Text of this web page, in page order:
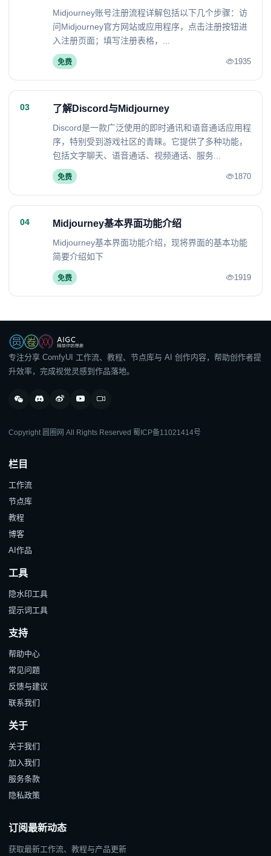
Midjourney账号注册流程详解包括以下几个步骤：访
问Midjourney官方网站或应用程序，点击注册按钮进
入注册页面；填写注册表格，...
免费 1935
03 了解Discord与Midjourney
Discord是一款广泛使用的即时通讯和语音通话应用程
序，特别受到游戏社区的青睐。它提供了多种功能，
包括文字聊天、语音通话、视频通话、服务...
免费 1870
04 Midjourney基本界面功能介绍
Midjourney基本界面功能介绍，现将界面的基本功能
简要介绍如下
免费 1919
专注分享 ComfyUI 工作流、教程、节点库与 AI 创作内容，帮助创作者提
升效率，完成视觉灵感到作品落地。
Copyright 圆圈网 All Rights Reserved 蜀ICP备11021414号
栏目
工作流
节点库
教程
博客
AI作品
工具
隐水印工具
提示词工具
支持
帮助中心
常见问题
反馈与建议
联系我们
关于
关于我们
加入我们
服务条款
隐私政策
订阅最新动态
获取最新工作流、教程与产品更新